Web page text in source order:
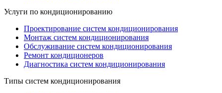
Услуги по кондиционированию
Проектирование систем кондиционирования
Монтаж систем кондиционирования
Обслуживание систем кондиционирования
Ремонт кондиционеров
Диагностика систем кондиционирования
Типы систем кондиционирования